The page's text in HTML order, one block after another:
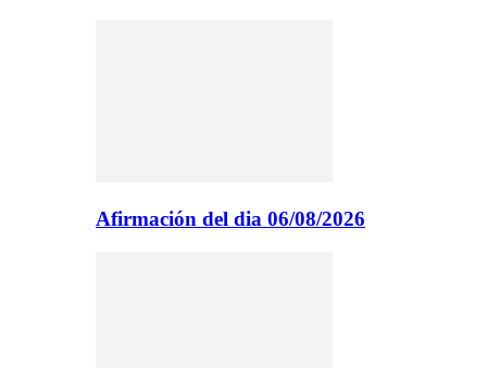
Afirmación del dia 06/08/2026